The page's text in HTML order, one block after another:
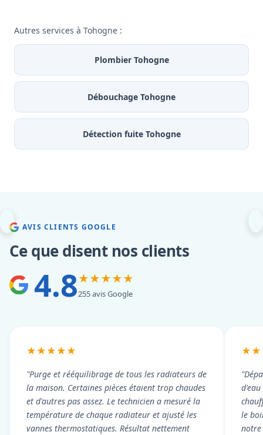
Autres services à Tohogne :
Plombier Tohogne
Débouchage Tohogne
Détection fuite Tohogne
AVIS CLIENTS GOOGLE
Ce que disent nos clients
4.8★★★★★
255 avis Google
★★★★★
"Purge et rééquilibrage de tous les radiateurs de
la maison. Certaines pièces étaient trop chaudes
et d'autres pas assez. Le technicien a mesuré la
température de chaque radiateur et ajusté les
vannes thermostatiques. Résultat nettement
le
notre